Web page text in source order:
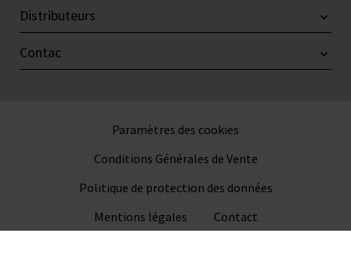
Distributeurs
Contac
Paramètres des cookies
Conditions Générales de Vente
Politique de protection des données
Mentions légales
Contact